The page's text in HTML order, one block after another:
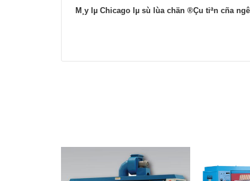
M¸y lµ Chicago lµ sù lùa chän ®Çu tiªn cña